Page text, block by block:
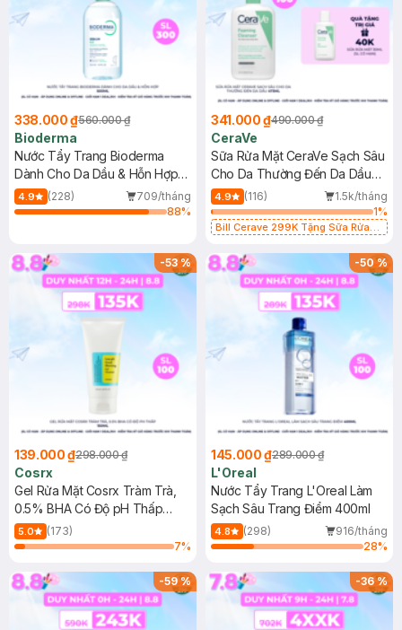
338.000 ₫560.000 ₫
Bioderma
Nước Tẩy Trang Bioderma
Dành Cho Da Dầu & Hỗn Hợp
500ml
4.9 (228)
709/tháng
88%
341.000 ₫490.000 ₫
CeraVe
Sữa Rửa Mặt CeraVe Sạch Sâu
Cho Da Thường Đến Da Dầu
473ml
4.9 (116)
1.5k/tháng
1%
Bill Cerave 299K Tặng Sữa Rửa
-53%
139.000 ₫298.000 ₫
Cosrx
Gel Rửa Mặt Cosrx Tràm Trà,
0.5% BHA Có Độ pH Thấp
150ml
5.0
(173)
7%
-50%
145.000 ₫289.000 ₫
L'Oreal
Nước Tẩy Trang L'Oreal Làm
Sạch Sâu Trang Điểm 400ml
4.8 (298)
916/tháng
28%
-59% -36%